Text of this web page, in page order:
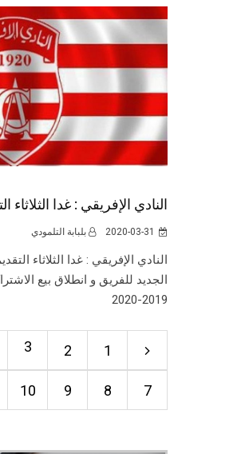
النادي الإفريقي : غدا
2020-03-31 بلبابة التلمودي
النادي الإفريقي : غدا الثلاثاء
الجديد للفريق و انطلاق بيع
2019-2020
1
2
3
7
8
9
10